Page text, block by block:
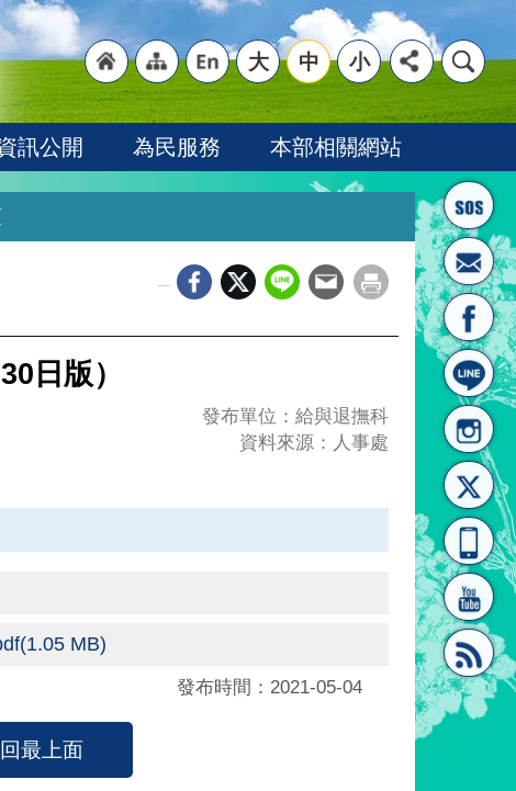
首頁
結]"
"網
站導
"英
文語
大 中 小
訊公開 為民服務 本部相關網站
日版）
發布單位：給與退撫科
資料來源：人事處
MB)
發布時間：2021-05-04
回最上面